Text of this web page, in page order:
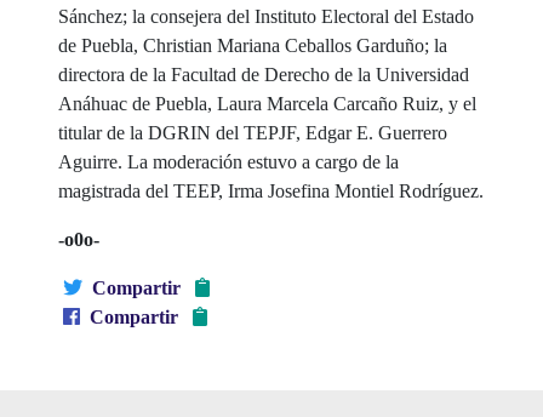
Sánchez; la consejera del Instituto Electoral del Estado
de Puebla, Christian Mariana Ceballos Garduño; la
directora de la Facultad de Derecho de la Universidad
Anáhuac de Puebla, Laura Marcela Carcaño Ruiz, y el
titular de la DGRIN del TEPJF, Edgar E. Guerrero
Aguirre. La moderación estuvo a cargo de la
magistrada del TEEP, Irma Josefina Montiel Rodríguez.
-o0o-
Compartir
Compartir